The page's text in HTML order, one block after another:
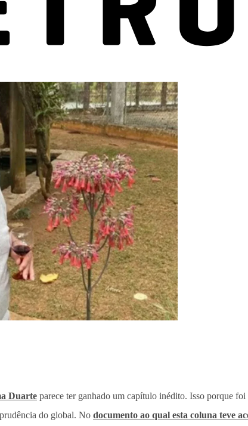
Duarte parece ter ganhado um capítulo inédito. Isso porque
do global. No documento ao qual esta coluna teve